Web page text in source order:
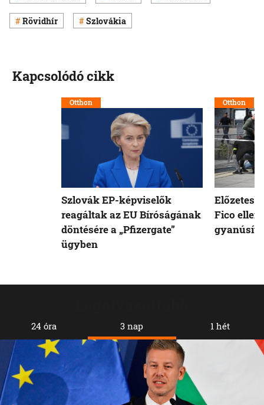
Rövidhír Szlovákia
24 óra 3 nap 1 hét
Kapcsolódó cikk
Otthon
Szlovák EP-képviselők
reagáltak az EU Bíróságának
döntésére a „Pfizergate”
ügyben
Otthon
Fico